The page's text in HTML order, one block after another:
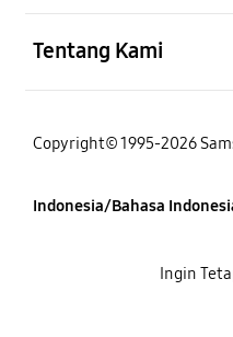
Tentang Kami
Copyright© 1995-2026
Indonesia/Bahasa
Ingin